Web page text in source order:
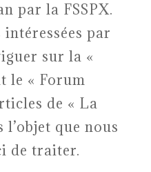
par la FSSPX.
intéressées par
sur la «
le « Forum
de « La
l’objet que nous
de traiter.